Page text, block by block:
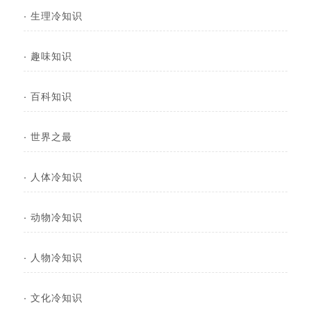
· 生理冷知识
· 趣味知识
· 百科知识
· 世界之最
· 人体冷知识
· 动物冷知识
· 人物冷知识
· 文化冷知识